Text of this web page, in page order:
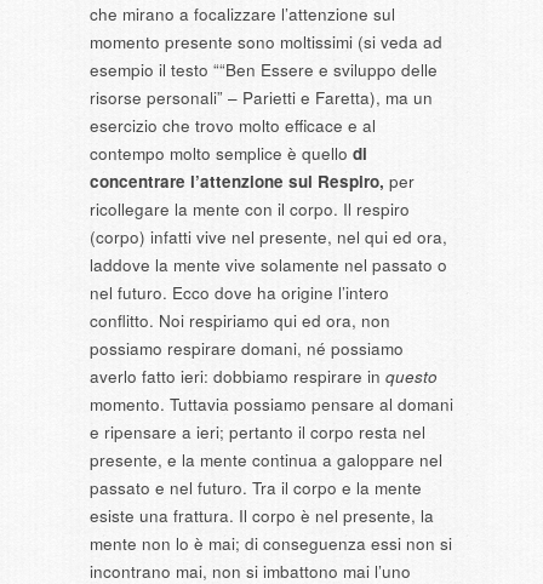
che mirano a focalizzare l’attenzione sul
momento presente sono moltissimi (si veda ad
esempio il testo ““Ben Essere e sviluppo delle
risorse personali” – Parietti e Faretta), ma un
esercizio che trovo molto efficace e al
contempo molto semplice è quello di
concentrare l’attenzione sul Respiro, per
ricollegare la mente con il corpo. Il respiro
(corpo) infatti vive nel presente, nel qui ed ora,
laddove la mente vive solamente nel passato o
nel futuro. Ecco dove ha origine l’intero
conflitto. Noi respiriamo qui ed ora, non
possiamo respirare domani, né possiamo
averlo fatto ieri: dobbiamo respirare in questo
momento. Tuttavia possiamo pensare al domani
e ripensare a ieri; pertanto il corpo resta nel
presente, e la mente continua a galoppare nel
passato e nel futuro. Tra il corpo e la mente
esiste una frattura. Il corpo è nel presente, la
mente non lo è mai; di conseguenza essi non si
incontrano mai, non si imbattono mai l’uno